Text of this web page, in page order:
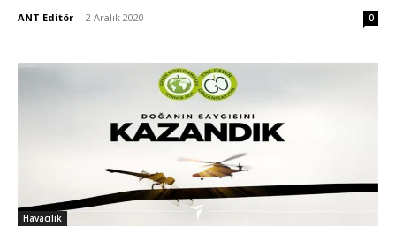
ANT Editör - 2 Aralık 2020 0
Havacılık